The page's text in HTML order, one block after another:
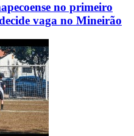
no primeiro
vaga no Mineirão